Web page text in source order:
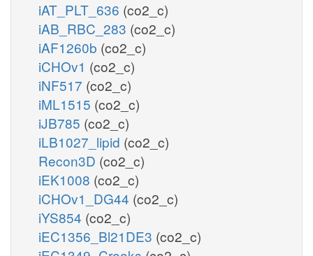
iAT_PLT_636 (co2_c)
iAB_RBC_283 (co2_c)
iAF1260b (co2_c)
iCHOv1 (co2_c)
iNF517 (co2_c)
iML1515 (co2_c)
iJB785 (co2_c)
iLB1027_lipid (co2_c)
Recon3D (co2_c)
iEK1008 (co2_c)
iCHOv1_DG44 (co2_c)
iYS854 (co2_c)
iEC1356_Bl21DE3 (co2_c)